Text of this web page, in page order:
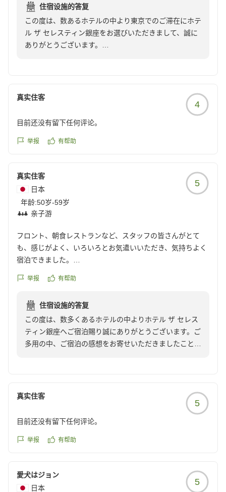
の度は、貴重なお声をお聞かせいただきまして、ありが
とうございました。
今後もお客様おひとりおひとりに寄り添い、「第二の我
が家」のようにおくつろぎいただけるホテルとなれます
時間を過ごせました。
また東京に来る際には、ぜひ再び利用したいと思います。
住宿设施的答复
この度は、数あるホテルの中より東京でのご滞在にホテ
ル ザ セレスティン銀座をお選びいただきまして、誠に
ありがとうございます。
担当部門へ共有し、今後も皆さまに安心・安全・快適な
また、当ホテルは最寄りの新橋駅より徒歩5分圏内にあ
すため、お食事やお買い物等にも便利な場所にございま
言葉を拝見し大変嬉しく存じます。
これからも皆様に快適にお過ごしいただけるホテルを目
指し、サービスクオリティの向上に努めてまいります。
再びホテル ザ セレスティン銀座にお迎えできます日を
真实住客
4
目前还没有留下任何评论。
举报 有帮助
真实住客
日本
年龄:50岁-59岁
亲子游
5
フロント、朝食レストランなど、スタッフの皆さんがとて
も、感じがよく、いろいろとお気遣いいただき、気持ちよく
宿泊できました。
举报 有帮助
住宿设施的答复
この度は、数多くあるホテルの中よりホテル ザ セレス
ティン銀座へご宿泊賜り誠にありがとうございます。ご
多用の中、ご宿泊の感想をお寄せいただきましたこと重
ります。次回のお帰りをスタッフ一同、心よりお待ち申
宿泊支配人
真实住客
5
目前还没有留下任何评论。
举报 有帮助
愛犬はジョン
日本
5